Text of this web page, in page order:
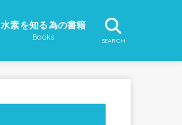
水素を知る為の書籍
Books SEARCH